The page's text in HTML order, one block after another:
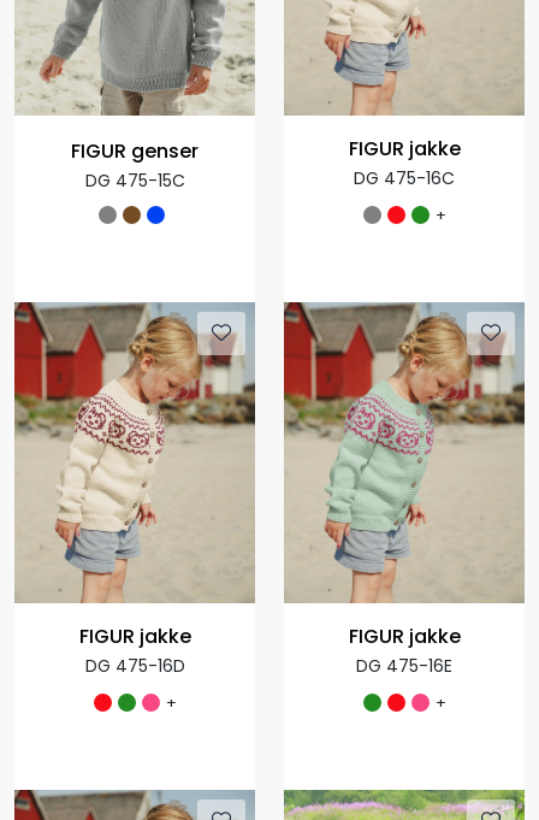
FIGUR genser
DG 475-15C
FIGUR jakke
DG 475-16C
+
FIGUR jakke
DG 475-16D
+
FIGUR jakke
DG 475-16E
+